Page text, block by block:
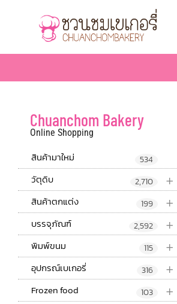
Chuanchom Bakery
Online Shopping
สินค้ามาใหม่ 534
+
วัตุดิบ 2,710
+
สินค้าตกแต่ง 199
+
บรรจุภัณฑ์ 2,592
+
พิมพ์ขนม 115
+
อุปกรณ์เบเกอรี่ 316
+
Frozen food 103